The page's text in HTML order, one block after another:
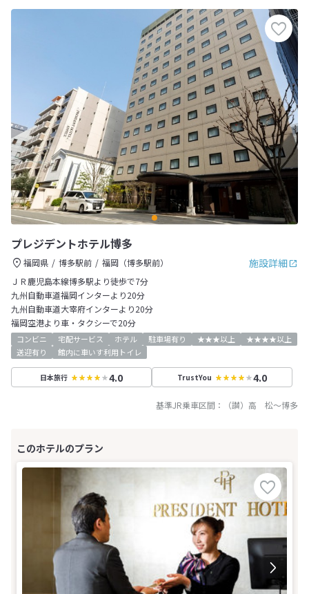
プレジデントホテル博多
施設詳細
福岡県 博多駅前
福岡（博多駅前）
ＪＲ鹿児島本線博多駅より徒歩で7分
九州自動車道福岡インターより20分
九州自動車道大宰府インターより20分
福岡空港より車・タクシーで20分
コンビニ 宅配サービス ホテル 駐車場有り ★★★以上
★★★★以上
送迎有り
館内に車いす利用トイレ
日本旅行 4.0 TrustYou 4.0
基準JR乗車区間： （讃）高 松～博多